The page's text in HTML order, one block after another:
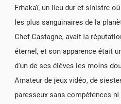
Frhakaï, un lieu dur et sinistre
les plus sanguinaires de la
Chef Castagne, avait la
éternel, et son apparence était
d‘un de ses élèves les moins
Amateur de jeux vidéo, de
paresseux sans compétences